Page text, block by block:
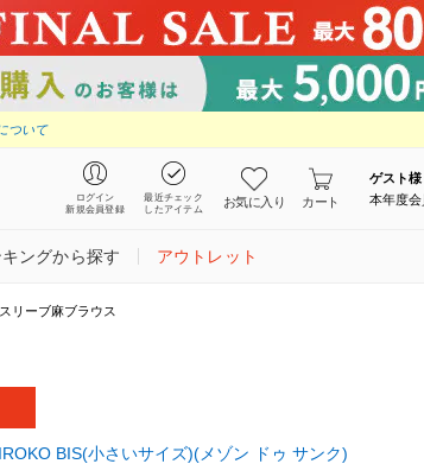
ついて
ログイン
新規会員登録
最近チェック
したアイテム
お気に入り カート
ゲスト様
本年度会
ングから探す アウトレット
リーブ麻ブラウス
BIS(小さいサイズ)(メゾン ドゥ サンク)